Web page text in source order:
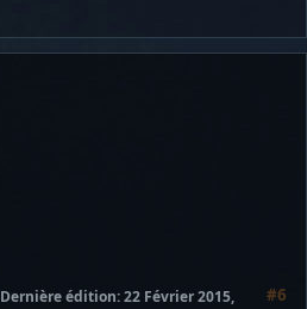
#6
Dernière édition: 22 Février 2015,